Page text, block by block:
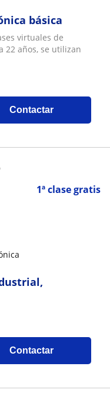
básica
virtuales de
22 años, se utilizan
Contactar
1ª clase gratis
Contactar